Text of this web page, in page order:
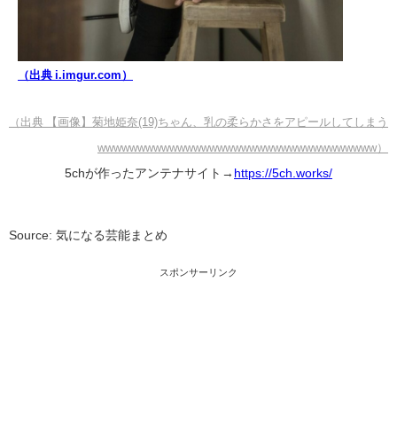
（出典 i.imgur.com）
（出典 【画像】菊地姫奈(19)ちゃん、乳の柔らかさをアピールしてしまう
wwwwwwwwwwwwwwwwwwwwwwwwwwwwwwwwwww）
5chが作ったアンテナサイト→ https://5ch.works/
Source: 気になる芸能まとめ
スポンサーリンク